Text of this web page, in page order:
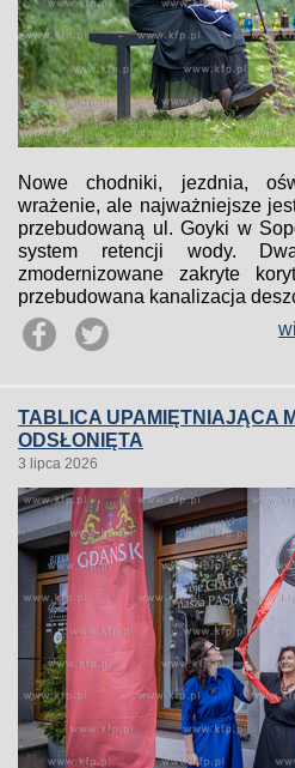
Nowe chodniki, jezdnia,
wrażenie, ale najważniejsze
przebudowaną ul. Goyki w
system retencji wody.
zmodernizowane zakryte
przebudowana kanalizacja
TABLICA UPAMIĘTNIAJĄCA
ODSŁONIĘTA
3 lipca 2026